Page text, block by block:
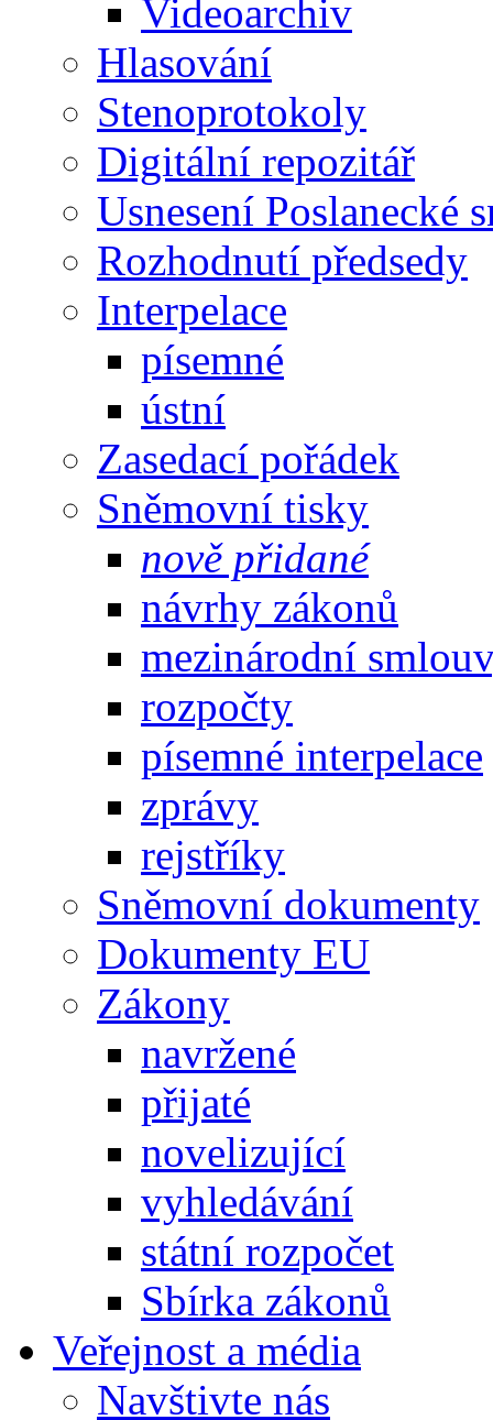
Videoarchiv
Hlasování
Stenoprotokoly
Digitální repozitář
Usnesení Poslanecké
Rozhodnutí předsedy
Interpelace
písemné
ústní
Zasedací pořádek
Sněmovní tisky
nově přidané
návrhy zákonů
mezinárodní
rozpočty
písemné interpelace
zprávy
rejstříky
Sněmovní dokumenty
Dokumenty EU
Zákony
navržené
přijaté
novelizující
vyhledávání
státní rozpočet
Sbírka zákonů
Veřejnost a média
Navštivte nás